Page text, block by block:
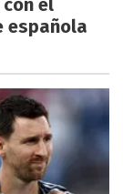
española